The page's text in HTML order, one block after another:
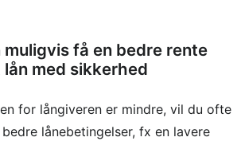
muligvis få en bedre rente
lån med sikkerhed
for långiveren er mindre, vil du ofte
lånebetingelser, fx en lavere